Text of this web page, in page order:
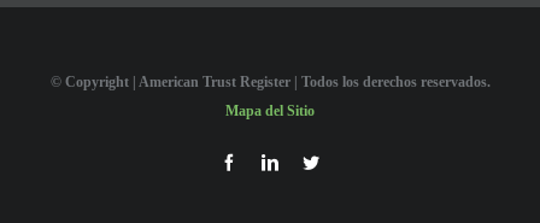
© Copyright | American Trust Register | Todos los derechos reservados.
Mapa del Sitio
FacebookLinkedInTwitter